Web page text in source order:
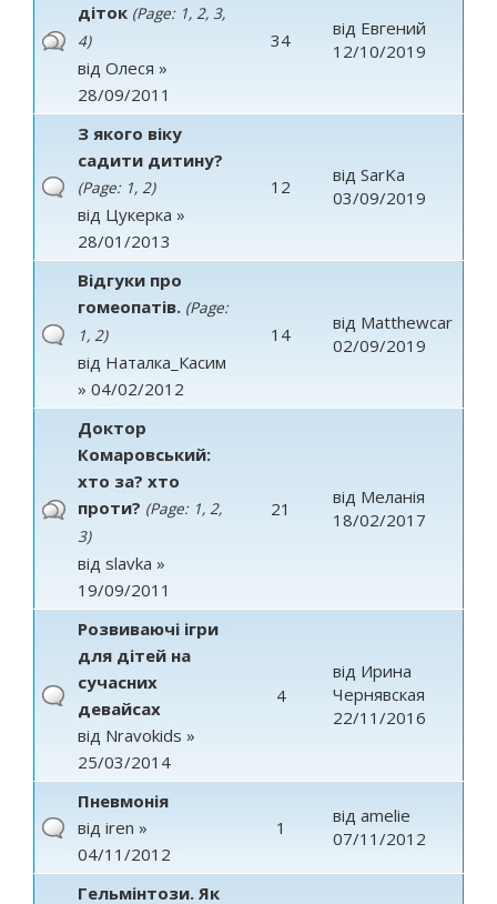
діток (Page: 1, 2, 3,
4)
від Олеся »
28/09/2011
34
від Евгений
12/10/2019
З якого віку
садити дитину?
(Page: 1, 2)
від Цукерка »
28/01/2013
12
від SarKa
03/09/2019
Відгуки про
гомеопатів. (Page:
1, 2)
від Наталка_Касим
» 04/02/2012
14
від Matthewcar
02/09/2019
Доктор
Комаровський:
хто за? хто
проти? (Page: 1, 2,
3)
від slavka »
19/09/2011
21
від Меланія
18/02/2017
Розвиваючі ігри
для дітей на
сучасних
девайсах
від Nravokids »
25/03/2014
4
від Ирина
Чернявская
22/11/2016
Пневмонія
від iren »
04/11/2012
1
від amelie
07/11/2012
Гельмінтози. Як